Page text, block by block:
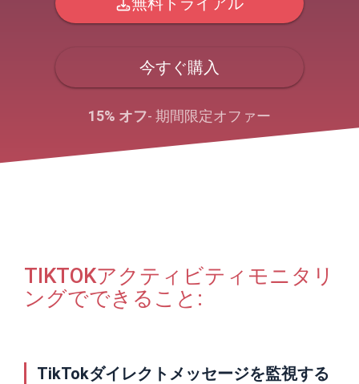
今すぐ購入
15% オフ- 期間限定オファー
TIKTOKアクティビティモニタリ
ングでできること:
TikTokダイレクトメッセージを監視する